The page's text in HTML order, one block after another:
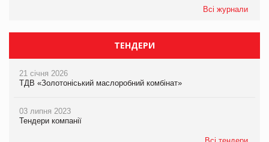
Всі журнали
ТЕНДЕРИ
21 січня 2026
ТДВ «Золотоніський маслоробний комбінат»
03 липня 2023
Тендери компанії